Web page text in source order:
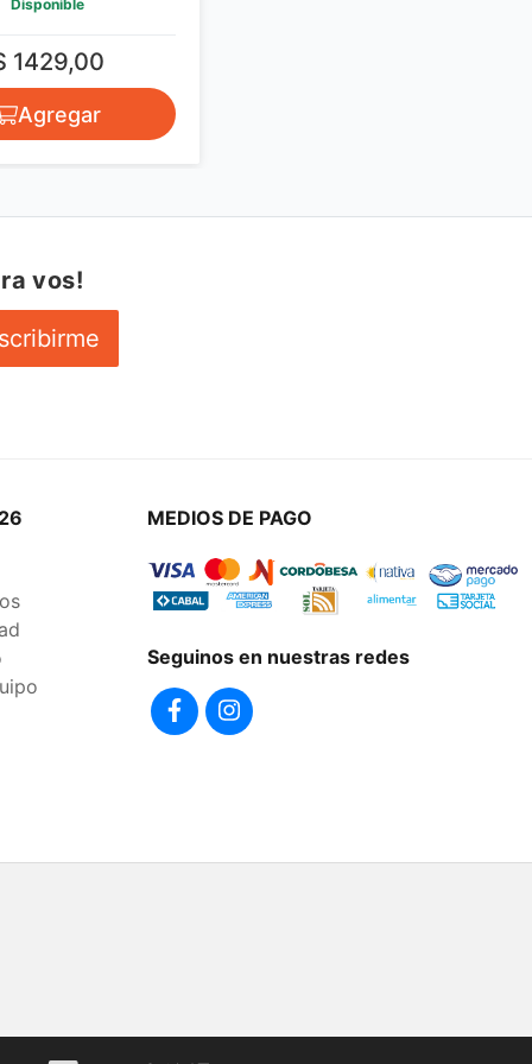
vos!
MEDIOS DE PAGO
Seguinos en nuestras redes